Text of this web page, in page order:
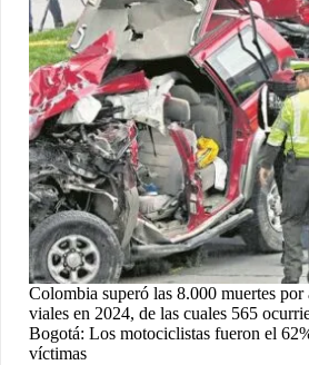
Colombia superó las 8.000 muertes por
viales en 2024, de las cuales 565
Bogotá: Los motociclistas fueron el
víctimas